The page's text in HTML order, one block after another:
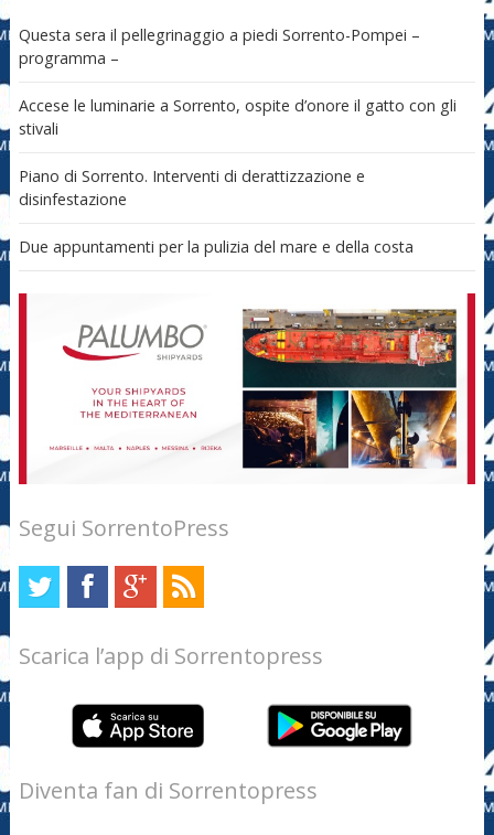
Questa sera il pellegrinaggio a piedi Sorrento-Pompei –
programma –
Accese le luminarie a Sorrento, ospite d’onore il gatto con gli
stivali
Piano di Sorrento. Interventi di derattizzazione e
disinfestazione
Due appuntamenti per la pulizia del mare e della costa
Segui SorrentoPress
Scarica l’app di Sorrentopress
Diventa fan di Sorrentopress